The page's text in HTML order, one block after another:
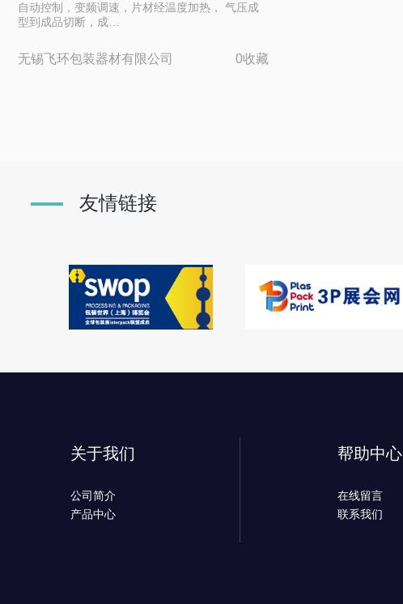
自动控制，变频调速，片材经温度加热， 气压成
型到成品切断，成…
无锡飞环包装器材有限公司 0收藏
友情链接
关于我们
公司简介
产品中心
帮助中心
在线留言
联系我们